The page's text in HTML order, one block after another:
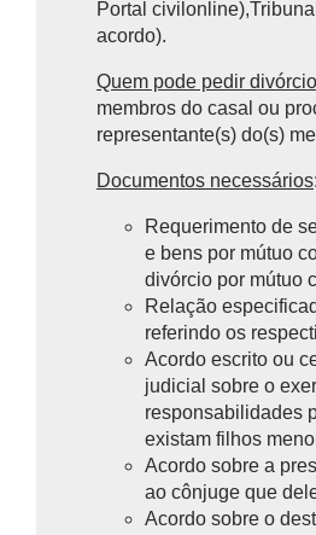
Portal civilonline),T
acordo).
Quem pode pedir divórcio
membros do casal ou
representante(s) do(s)
Documentos necessários:
Requerimento de
e bens por mútuo
divórcio por mútuo
Relação
referindo os
Acordo escrito ou
judicial sobre o
responsabilidades
existam filhos
Acordo sobre a
ao cônjuge que
Acordo sobre o